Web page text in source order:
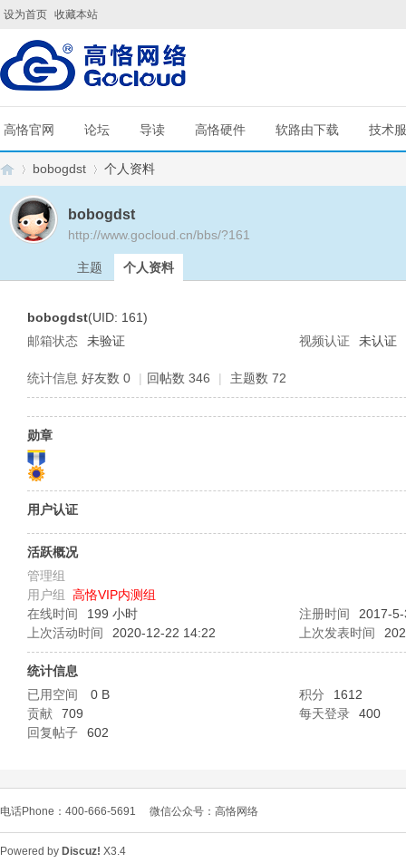
设为首页 收藏本站
高恪官网 论坛 导读 高恪硬件 软路由下载 技术
L
bobogdst 个人资料
bobogdst
http://www.gocloud.cn/bbs/?161
主题 个人资料
bobogdst(UID: 161)
邮箱状态
未验证 视频认证 未认证
统计信息 好友数 0 | 回帖数 346 | 主题数 72
勋章
用户认证
活跃概况
管理组
用户组 高恪VIP内测组
在线时间
199 小时 注册时间
2017-
上次活动时间
2020-12-22 14:22 上次发表时间
统计信息
已用空间
0 B 积分
1612
贡献
709 每天登录
400
回复帖子
602
电话Phone：400-666-5691 微信公众号：高恪网络
Powered by Discuz! X3.4